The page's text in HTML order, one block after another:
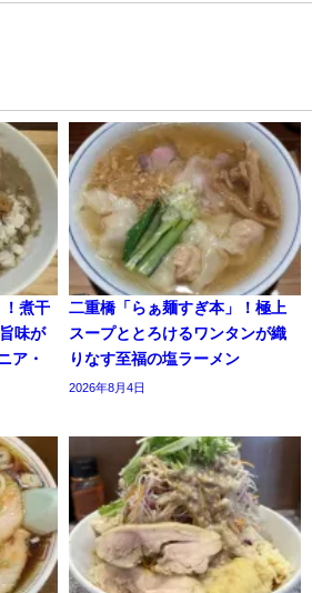
煮干
味が
ア・
二重橋「らぁ麺すぎ本」！極上
スープととろけるワンタンが織
りなす至福の塩ラーメン
2026年8月4日